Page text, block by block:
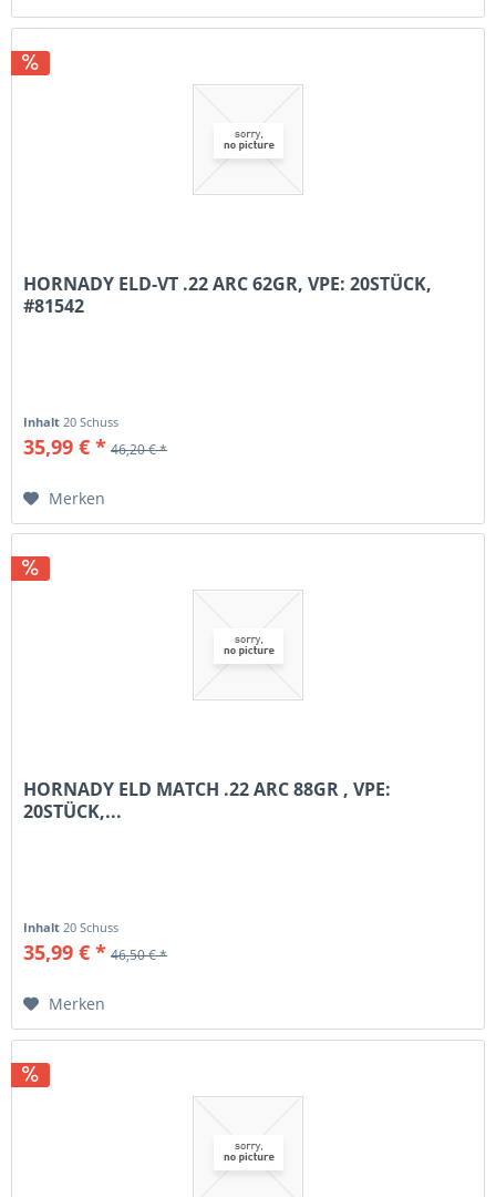
HORNADY ELD-VT .22 ARC 62GR, VPE: 20STÜCK,
#81542
Inhalt 20 Schuss
35,99 € * 46,20 € *
Merken
HORNADY ELD MATCH .22 ARC 88GR , VPE:
20STÜCK,...
Inhalt20 Schuss
35,99 € * 46,50 € *
Merken